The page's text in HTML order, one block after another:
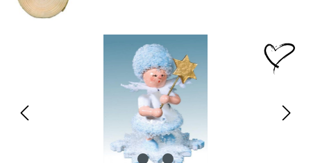
Bildergalerie überspringen